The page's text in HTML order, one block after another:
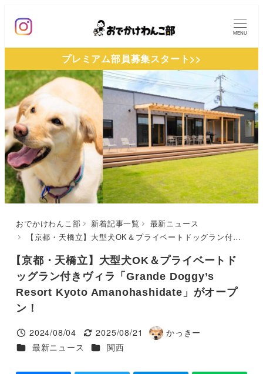
ン
ン
テ
ン
ツ
へ
移
動
MENU
プレミアム部員募集スタート>>
おでかけわんこ部 新着記事一覧
最新ニュース
【京都・天橋立】大型犬OK＆プライベートドッグラン付きヴィラ「Grande Doggy’s Resort Kyoto Amanohashidate」がオープン！
【京都・天橋立】大型犬OK＆プライベートド
ッグラン付きヴィラ「Grande Doggy’s
Resort Kyoto Amanohashidate」がオープ
ン！
投稿日
2024/08/04
更新日
2025/08/21
著
かっきー
カテゴリー
最新ニュース カテゴリー
関西